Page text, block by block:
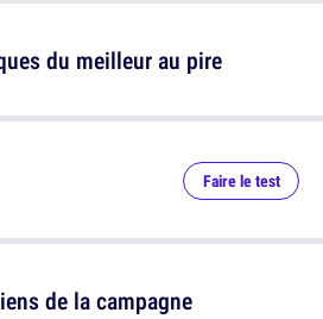
du meilleur au pire
Faire le test
de la campagne